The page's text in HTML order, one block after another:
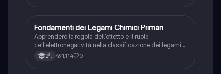
FChimica
Fondamenti dei Legami Chimici Primari
Apprendere la regola dell'ottetto e il ruolo
dell'elettronegatività nella classificazione dei legami
chimici forti.
2ªl 1,114 0